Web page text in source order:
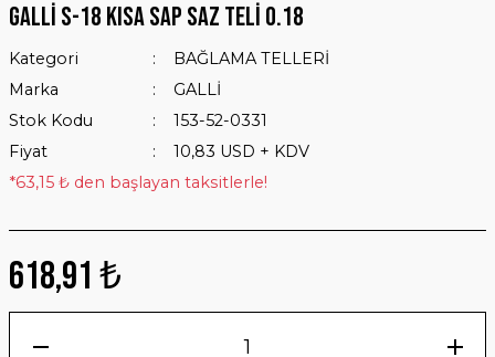
GALLİ S-18 KISA SAP SAZ TELİ 0.18
Kategori
BAĞLAMA TELLERİ
Marka
GALLİ
Stok Kodu
153-52-0331
Fiyat
10,83 USD + KDV
*63,15 ₺ den başlayan taksitlerle!
618,91 ₺